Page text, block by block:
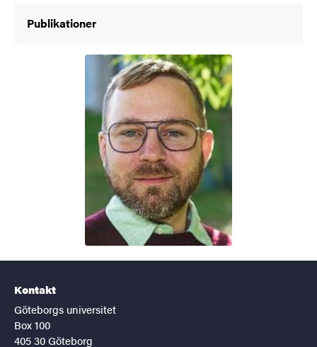
Publikationer
Kontakt
Göteborgs universitet
Box 100
405 30 Göteborg